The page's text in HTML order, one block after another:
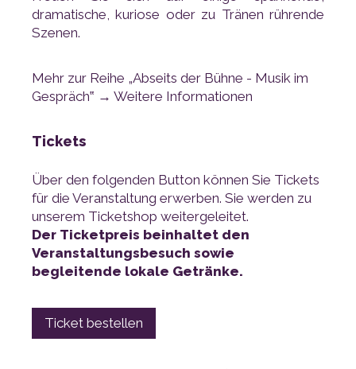
Szenen.
Gespräch‟ → Weitere Informationen
Tickets
unserem Ticketshop weitergeleitet.
begleitende lokale Getränke.
Ticket bestellen